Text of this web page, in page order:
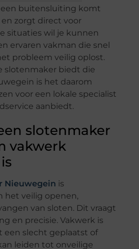
een buitensluiting komt
zorgt direct voor
situaties wil je kunnen
ervaren vakman die snel
probleem veilig oplost.
slotenmaker biedt die
is het daarom
voor een lokale specialist
aanbiedt.
slotenmaker
vakwerk
Nieuwegein is
het veilig openen,
van sloten. Dit vraagt
en precisie. Vakwerk is
een slecht geplaatst of
leiden tot onveilige